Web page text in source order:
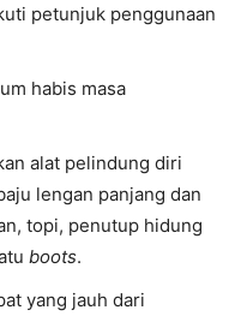
petunjuk penggunaan
habis masa
alat pelindung diri
lengan panjang dan
topi, penutup hidung
boots.
yang jauh dari